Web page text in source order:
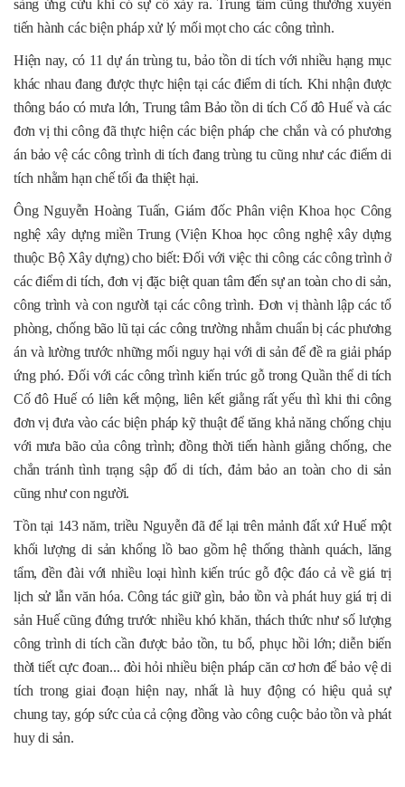
sàng ứng cứu khi có sự cố xảy ra. Trung tâm cũng thường xuyên
tiến hành các biện pháp xử lý mối mọt cho các công trình.
Hiện nay, có 11 dự án trùng tu, bảo tồn di tích với nhiều hạng mục
khác nhau đang được thực hiện tại các điểm di tích. Khi nhận được
thông báo có mưa lớn, Trung tâm Bảo tồn di tích Cố đô Huế và các
đơn vị thi công đã thực hiện các biện pháp che chắn và có phương
án bảo vệ các công trình di tích đang trùng tu cũng như các điểm di
tích nhằm hạn chế tối đa thiệt hại.
Ông Nguyễn Hoàng Tuấn, Giám đốc Phân viện Khoa học Công
nghệ xây dựng miền Trung (Viện Khoa học công nghệ xây dựng
thuộc Bộ Xây dựng) cho biết: Đối với việc thi công các công trình ở
các điểm di tích, đơn vị đặc biệt quan tâm đến sự an toàn cho di sản,
công trình và con người tại các công trình. Đơn vị thành lập các tổ
phòng, chống bão lũ tại các công trường nhằm chuẩn bị các phương
án và lường trước những mối nguy hại với di sản để đề ra giải pháp
ứng phó. Đối với các công trình kiến trúc gỗ trong Quần thể di tích
Cố đô Huế có liên kết mộng, liên kết giằng rất yếu thì khi thi công
đơn vị đưa vào các biện pháp kỹ thuật để tăng khả năng chống chịu
với mưa bão của công trình; đồng thời tiến hành giằng chống, che
chắn tránh tình trạng sập đổ di tích, đảm bảo an toàn cho di sản
cũng như con người.
Tồn tại 143 năm, triều Nguyễn đã để lại trên mảnh đất xứ Huế một
khối lượng di sản khổng lồ bao gồm hệ thống thành quách, lăng
tẩm, đền đài với nhiều loại hình kiến trúc gỗ độc đáo cả về giá trị
lịch sử lẫn văn hóa. Công tác giữ gìn, bảo tồn và phát huy giá trị di
sản Huế cũng đứng trước nhiều khó khăn, thách thức như số lượng
công trình di tích cần được bảo tồn, tu bổ, phục hồi lớn; diễn biến
thời tiết cực đoan... đòi hỏi nhiều biện pháp căn cơ hơn để bảo vệ di
tích trong giai đoạn hiện nay, nhất là huy động có hiệu quả sự
chung tay, góp sức của cả cộng đồng vào công cuộc bảo tồn và phát
huy di sản.